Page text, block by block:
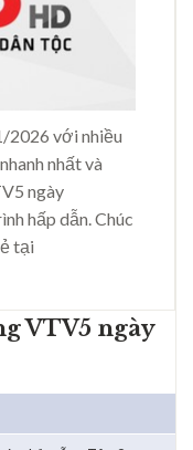
2026 với nhiều
nhất và
ngày
hấp dẫn. Chúc
tại
VTV5 ngày